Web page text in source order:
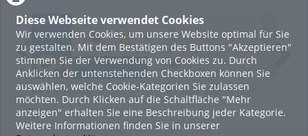
Diese Webseite verwendet Cookies
Wir verwenden Cookies, um unsere Website optimal für Sie
zu gestalten. Mit dem Bestätigen des Buttons "Akzeptieren"
stimmen Sie der Verwendung von Cookies zu. Durch
Anklicken der untenstehenden Checkboxen können Sie
auswählen, welche Cookie-Kategorien Sie zulassen
möchten. Durch Klicken auf die Schaltfläche "Mehr
anzeigen" erhalten Sie eine Beschreibung jeder Kategorie.
Weitere Informationen finden Sie in unserer
04 Vorlesung
Thermochemische
Konversion (SS2026)
TVT web app Hunter
Nash